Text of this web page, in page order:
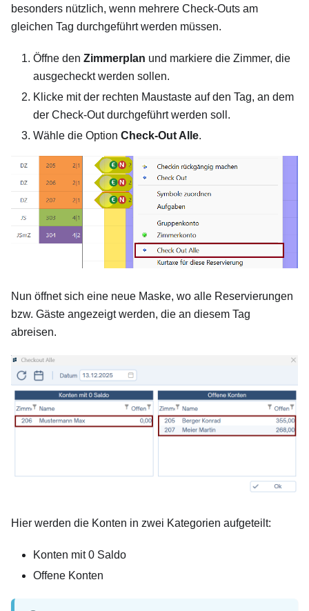
besonders nützlich, wenn mehrere Check-Outs am
gleichen Tag durchgeführt werden müssen.
Öffne den Zimmerplan und markiere die Zimmer, die
ausgecheckt werden sollen.
Klicke mit der rechten Maustaste auf den Tag, an dem
der Check-Out durchgeführt werden soll.
Wähle die Option Check-Out Alle.
Nun öffnet sich eine neue Maske, wo alle Reservierungen
bzw. Gäste angezeigt werden, die an diesem Tag
abreisen.
Hier werden die Konten in zwei Kategorien aufgeteilt:
Konten mit 0 Saldo
Offene Konten